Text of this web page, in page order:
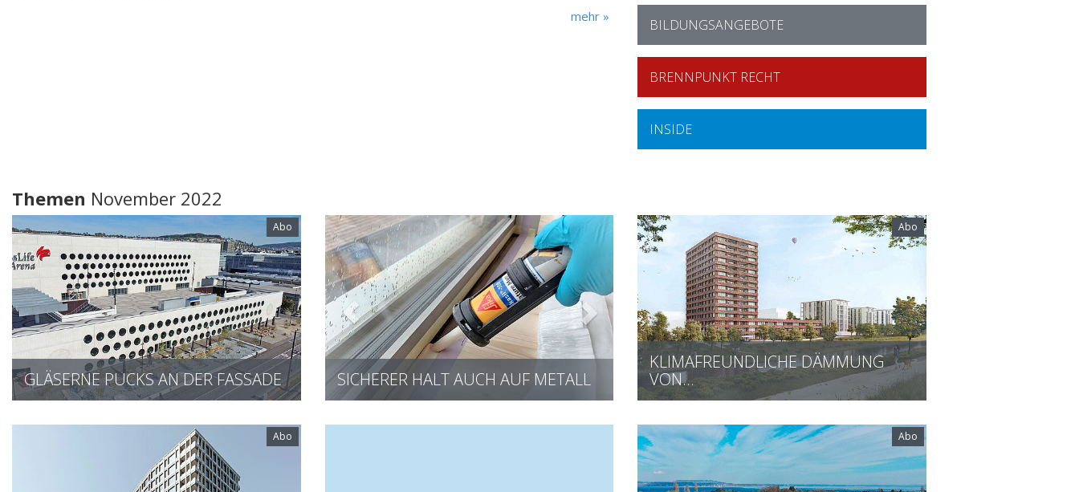
mehr »
BILDUNGSANGEBOTE
BRENNPUNKT RECHT
INSIDE
Themen November 2022
Abo
GLÄSERNE PUCKS AN DER FASSADE BEGRÜNTE FASSADEN ALS NEUES…
Abo
KLIMAFREUNDLICHE DÄMMUNG
VON…
Abo Abo